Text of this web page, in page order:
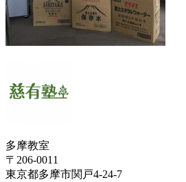
多摩教室
〒206-0011
東京都多摩市関戸4-24-7